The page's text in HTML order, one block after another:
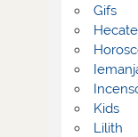
Gifs
Hecate
Kids
Lilith